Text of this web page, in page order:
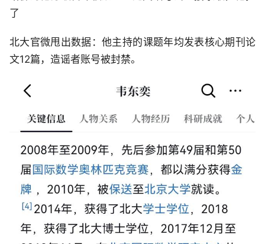
了
北大官微甩出数据：他主持的课题年均发表核心期刊论
文12篇，造谣者账号被封禁。